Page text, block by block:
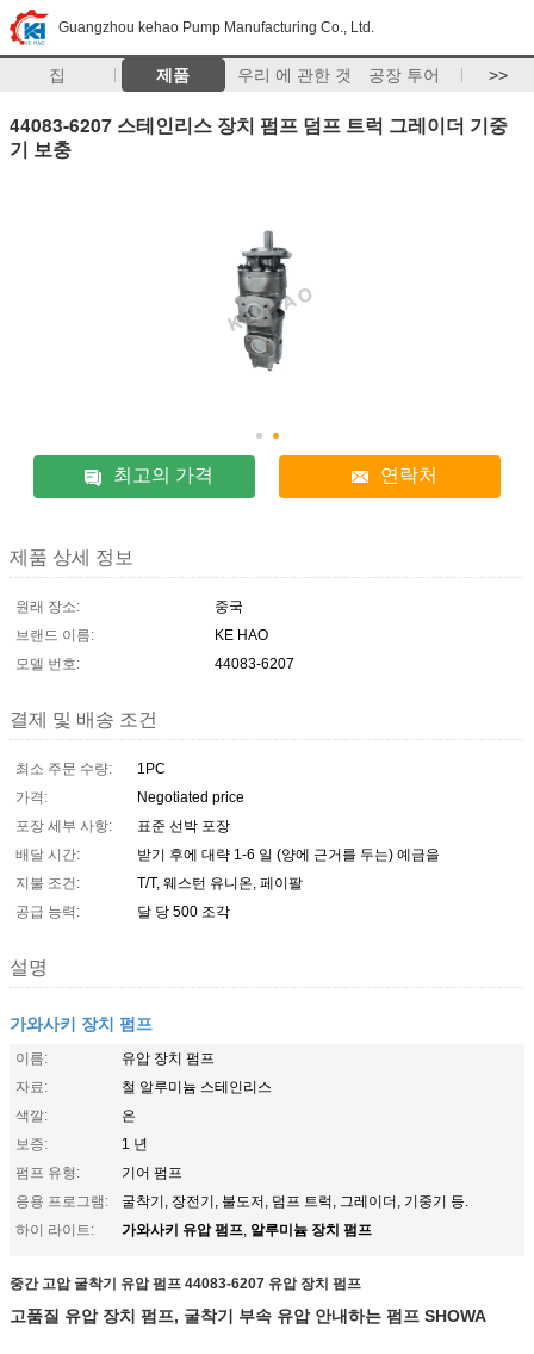
Guangzhou kehao Pump Manufacturing Co., Ltd.
집 제품 우리 에 관한 것 공장 투어 >>
44083-6207 스테인리스 장치 펌프 덤프 트럭 그레이더 기중
기 보충
최고의 가격 연락처
제품 상세 정보
원래 장소:
중국
브랜드 이름:
KE HAO
모델 번호:
44083-6207
결제 및 배송 조건
최소 주문 수량:
1PC
가격:
Negotiated price
포장 세부 사항:
표준 선박 포장
배달 시간:
받기 후에 대략 1-6 일 (양에 근거를 두는) 예금을
지불 조건:
T/T, 웨스턴 유니온, 페이팔
공급 능력:
달 당 500 조각
설명
가와사키 장치 펌프
이름:
유압 장치 펌프
자료:
철 알루미늄 스테인리스
색깔:
은
보증:
1 년
펌프 유형:
기어 펌프
응용 프로그램:
굴착기, 장전기, 불도저, 덤프 트럭, 그레이더, 기중기 등.
하이 라이트:
가와사키 유압 펌프, 알루미늄 장치 펌프
중간 고압 굴착기 유압 펌프 44083-6207 유압 장치 펌프
고품질 유압 장치 펌프, 굴착기 부속 유압 안내하는 펌프 SHOWA